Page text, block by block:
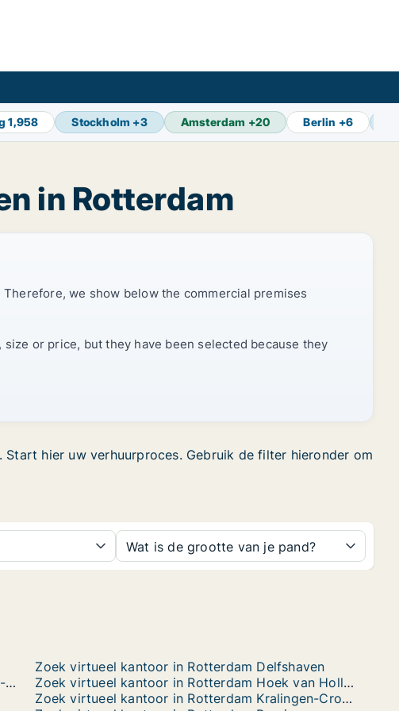
1,958 Stockholm +3 Amsterdam +20 Berlin +6
in Rotterdam
we show below the commercial premises
or price, but they have been selected because they
hier uw verhuurproces. Gebruik de filter hieronder om
Wat is de grootte van je pand?
Zoek virtueel kantoor in Rotterdam Delfshaven
Zoek virtueel kantoor in Rotterdam Hillegersberg-Schiebroek
Zoek virtueel kantoor in Rotterdam Hoek van Holland
Zoek virtueel kantoor in Rotterdam Kralingen-Crooswijk